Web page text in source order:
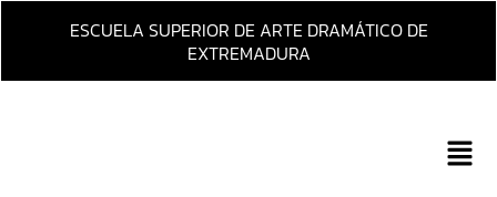
Ir
ESCUELA SUPERIOR DE ARTE DRAMÁTICO DE
EXTREMADURA
Main